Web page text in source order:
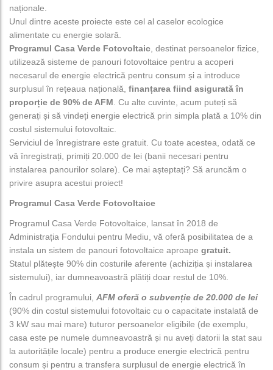
naționale.
Unul dintre aceste proiecte este cel al caselor ecologice
alimentate cu energie solară.
Programul Casa Verde Fotovoltaic , destinat persoanelor fizice,
utilizează sisteme de panouri fotovoltaice pentru a acoperi
necesarul de energie electrică pentru consum și a introduce
surplusul în rețeaua națională, finanțarea fiind asigurată în
proporție de 90% de AFM . Cu alte cuvinte, acum puteți să
generați și să vindeți energie electrică prin simpla plată a 10% din
costul sistemului fotovoltaic.
Serviciul de înregistrare este gratuit. Cu toate acestea, odată ce
vă înregistrați, primiți 20.000 de lei (banii necesari pentru
instalarea panourilor solare). Ce mai așteptați? Să aruncăm o
privire asupra acestui proiect!
Programul Casa Verde Fotovoltaice
Programul Casa Verde Fotovoltaice, lansat în 2018 de
Administrația Fondului pentru Mediu, vă oferă posibilitatea de a
instala un sistem de panouri fotovoltaice aproape gratuit.
Statul plătește 90% din costurile aferente (achiziția și instalarea
sistemului), iar dumneavoastră plătiți doar restul de 10%.
În cadrul programului, AFM oferă o subvenție de 20.000 de lei
(90% din costul sistemului fotovoltaic cu o capacitate instalată de
3 kW sau mai mare) tuturor persoanelor eligibile (de exemplu,
casa este pe numele dumneavoastră și nu aveți datorii la stat sau
la autoritățile locale) pentru a produce energie electrică pentru
consum și pentru a transfera surplusul de energie electrică în